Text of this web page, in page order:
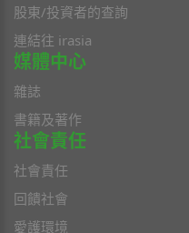
股東/投資者的查詢
連結往 irasia
媒體中心
雜誌
書籍及著作
社會責任
社會責任
回饋社會
愛護環境